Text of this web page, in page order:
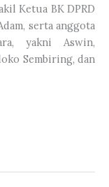
Ketua BK DPRD
serta anggota
yakni Aswin,
Sembiring, dan